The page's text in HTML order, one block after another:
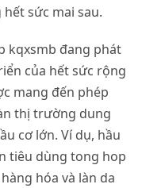
sức mai sau.
kqxsmb đang phát
của hết sức rộng
mang đến phép
thị trường dung
cơ lớn. Ví dụ, hầu
tiêu dùng tong hop
hóa và làn da